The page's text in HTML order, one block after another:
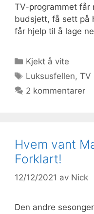
TV-programmet får
budsjett, få sett på
får hjelp til å lage
Kategorier
Kjekt å vite
Stikkord
Luksusfellen,TV
2 kommentarer
Hvem vant
Forklart!
12/12/2021 av Nick
Den andre